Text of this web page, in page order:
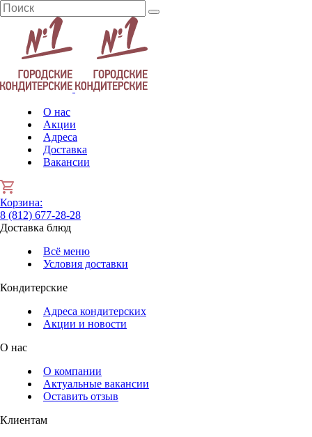
О нас
Акции
Адреса
Доставка
Вакансии
Корзина:
8 (812) 677-28-28
Доставка блюд
Всё меню
Условия доставки
Кондитерские
Адреса кондитерских
Акции и новости
О нас
О компании
Актуальные вакансии
Оставить отзыв
Клиентам